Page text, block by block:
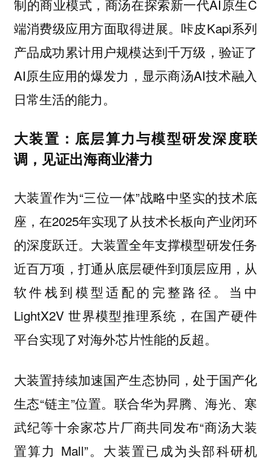
制的商业模式，商汤在探索新一代AI原生C
端消费级应用方面取得进展。咔皮Kapi系列
产品成功累计用户规模达到千万级，验证了
AI原生应用的爆发力，显示商汤AI技术融入
日常生活的能力。
大装置：底层算力与模型研发深度联
调，见证出海商业潜力
大装置作为“三位一体”战略中坚实的技术底
座，在2025年实现了从技术长板向产业闭环
的深度跃迁。大装置全年支撑模型研发任务
近百万项，打通从底层硬件到顶层应用，从
软件栈到模型适配的完整路径。当中
LightX2V 世界模型推理系统，在国产硬件
平台实现了对海外芯片性能的反超。
大装置持续加速国产生态协同，处于国产化
生态“链主”位置。联合华为昇腾、海光、寒
武纪等十余家芯片厂商共同发布“商汤大装
置算力 Mall”。大装置已成为头部科研机